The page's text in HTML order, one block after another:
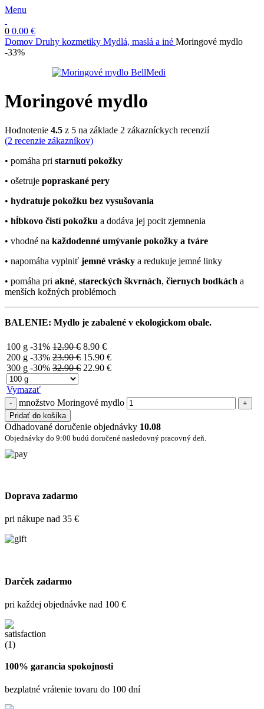
Menu
0 0.00 €
Domov Druhy kozmetiky Mydlá, maslá a iné Moringové mydlo
-33%
Moringové mydlo
Hodnotenie 4.5 z 5 na základe 2 zákazníckych recenzií
(2 recenzie zákazníkov)
• pomáha pri starnutí pokožky
• ošetruje popraskané pery
• hydratuje pokožku bez vysušovania
• hĺbkovo čistí pokožku a dodáva jej pocit zjemnenia
• vhodné na každodenné umývanie pokožky a tváre
• napomáha vyplniť jemné vrásky a redukuje jemné linky
• pomáha pri akné, stareckých škvrnách, čiernych bodkách a
menších kožných problémoch
BALENIE: Mydlo je zabalené v ekologickom obale.
100 g -31% 12.90€ 8.90 €
200 g -33% 23.90€ 15.90 €
300 g -30% 32.90€ 22.90 €
Vymazať
množstvo Moringové mydlo
Pridať do košíka
Odhadované doručenie objednávky 10.08
Objednávky do 9:00 budú doručené nasledovný pracovný deň.
Doprava zadarmo
pri nákupe nad 35 €
Darček zadarmo
pri každej objednávke nad 100 €
100% garancia spokojnosti
bezplatné vrátenie tovaru do 100 dní